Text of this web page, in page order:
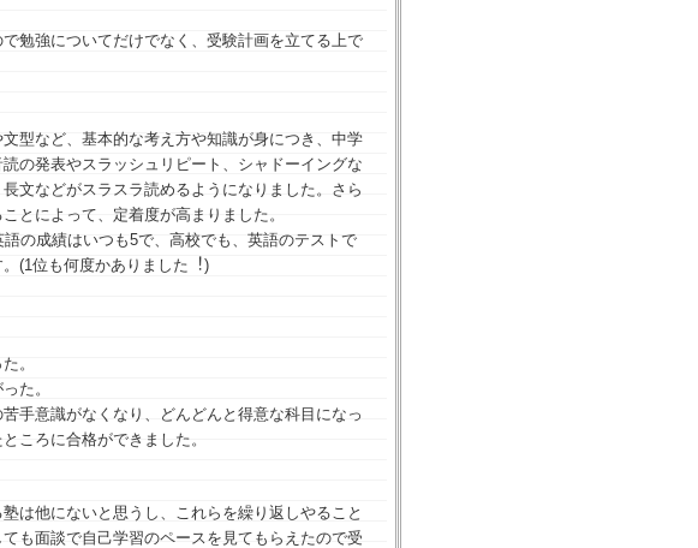
勉強についてだけでなく、受験計画を立てる上で
型など、基本的な考え⽅や知識が⾝につき、中学
の発表やスラッシュリピート、シャドーイングな
⽂などがスラスラ読めるようになりました。さら
とによって、定着度が⾼まりました。
の成績はいつも5で、⾼校でも、英語のテストで
(1位も何度かありました︕)
。
た。
手意識がなくなり、どんどんと得意な科目になっ
ころに合格ができました。
は他にないと思うし、これらを繰り返しやること
も面談で自己学習のペースを見てもらえたので受